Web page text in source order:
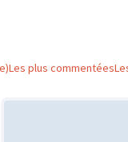
Les plus commentées